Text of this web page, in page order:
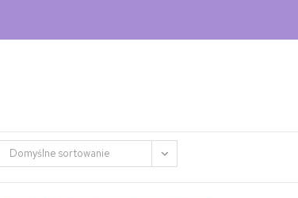
Domyślne sortowanie